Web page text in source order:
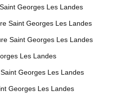
Georges Les Landes
Saint Georges Les Landes
Saint Georges Les Landes
Les Landes
Georges Les Landes
Georges Les Landes